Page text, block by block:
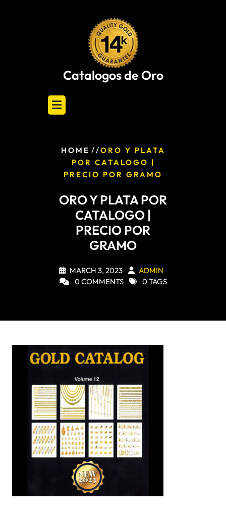
Catalogos de Oro
HOME / /ORO Y PLATA
POR CATALOGO |
PRECIO POR GRAMO
ORO Y PLATA POR
CATALOGO |
PRECIO POR
GRAMO
MARCH 3, 2023
ADMIN
0 COMMENTS
0 TAGS